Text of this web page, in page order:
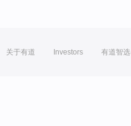
关于有道 Investors 有道智选